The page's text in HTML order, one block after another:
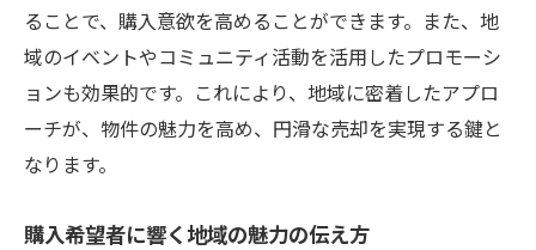
ることで、購入意欲を高めることができます。また、地
域のイベントやコミュニティ活動を活用したプロモーシ
ョンも効果的です。これにより、地域に密着したアプロ
ーチが、物件の魅力を高め、円滑な売却を実現する鍵と
なります。
購入希望者に響く地域の魅力の伝え方